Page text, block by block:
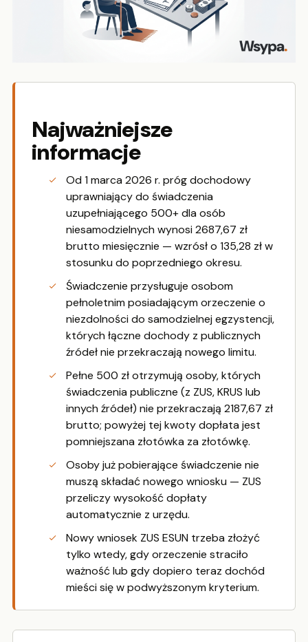
Najważniejsze
informacje
Od 1 marca 2026 r. próg dochodowy
uprawniający do świadczenia
uzupełniającego 500+ dla osób
niesamodzielnych wynosi 2687,67 zł
brutto miesięcznie — wzrósł o 135,28 zł w
stosunku do poprzedniego okresu.
Świadczenie przysługuje osobom
pełnoletnim posiadającym orzeczenie o
niezdolności do samodzielnej egzystencji,
których łączne dochody z publicznych
źródeł nie przekraczają nowego limitu.
Pełne 500 zł otrzymują osoby, których
świadczenia publiczne (z ZUS, KRUS lub
innych źródeł) nie przekraczają 2187,67 zł
brutto; powyżej tej kwoty dopłata jest
pomniejszana złotówka za złotówkę.
Osoby już pobierające świadczenie nie
muszą składać nowego wniosku — ZUS
przeliczy wysokość dopłaty
automatycznie z urzędu.
Nowy wniosek ZUS ESUN trzeba złożyć
tylko wtedy, gdy orzeczenie straciło
ważność lub gdy dopiero teraz dochód
mieści się w podwyższonym kryterium.